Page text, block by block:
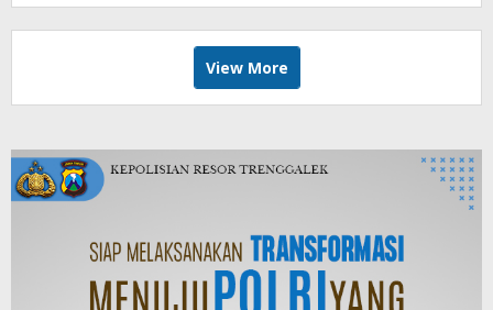
View More